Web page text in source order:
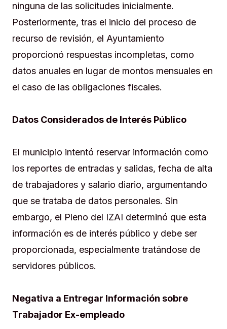
ninguna de las solicitudes inicialmente.
Posteriormente, tras el inicio del proceso de
recurso de revisión, el Ayuntamiento
proporcionó respuestas incompletas, como
datos anuales en lugar de montos mensuales en
el caso de las obligaciones fiscales.
Datos Considerados de Interés Público
El municipio intentó reservar información como
los reportes de entradas y salidas, fecha de alta
de trabajadores y salario diario, argumentando
que se trataba de datos personales. Sin
embargo, el Pleno del IZAI determinó que esta
información es de interés público y debe ser
proporcionada, especialmente tratándose de
servidores públicos.
Negativa a Entregar Información sobre
Trabajador Ex-empleado